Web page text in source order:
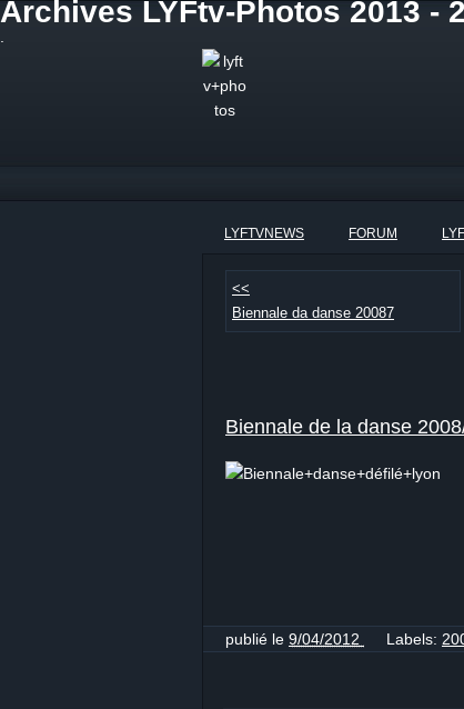
Archives LYFtv-Photos 2013 -
LYFTVNEWS FORUM
<<
Biennale da danse 20087
Biennale de la danse
publié le 9/04/2012 Labels: